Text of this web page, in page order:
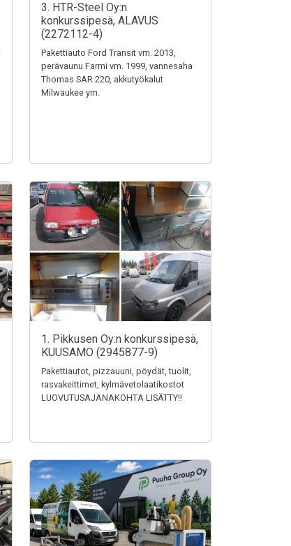
3. HTR-Steel Oy:n
konkurssipesä, ALAVUS
(2272112-4)
Pakettiauto Ford Transit vm. 2013,
perävaunu Farmi vm. 1999, vannesaha
Thomas SAR 220, akkutyökalut
Milwaukee ym.
1. Pikkusen Oy:n konkurssipesä,
KUUSAMO (2945877-9)
Pakettiautot, pizzauuni, pöydät, tuolit,
rasvakeittimet, kylmävetolaatikostot
LUOVUTUSAJANAKOHTA LISÄTTY!!